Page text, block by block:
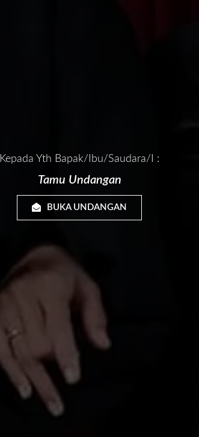
Kepada Yth Bapak/Ibu/Saudara/i :
Tamu Undangan
BUKA UNDANGAN